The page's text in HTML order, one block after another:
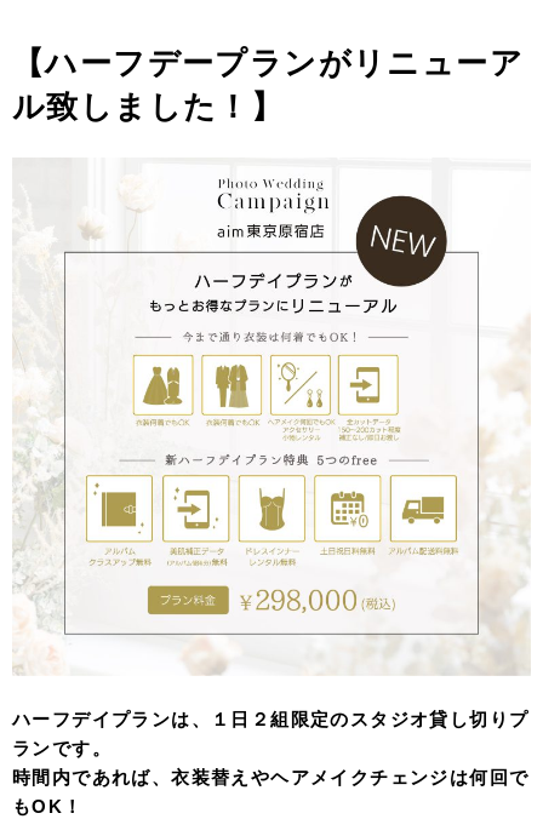
【ハーフデープランがリニューア
ル致しました！】
ハーフデイプランは、
１日２組限定のスタジオ貸し切りプ
ランです。
時間内であれば、衣装替えやヘアメイクチェンジは何回で
もOK！